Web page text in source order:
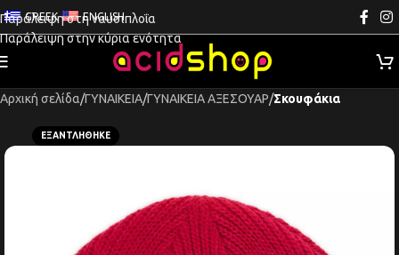
Παράλειψη στη ναυσιπλοΐα
Παράλειψη στην κύρια ενότητα
GREEK ENGLISH
Αρχική σελίδα ΓΥΝΑΙΚΕΙΑ ΓΥΝΑΙΚΕΙΑ ΑΞΕΣΟΥΑΡ Σκουφάκια
ΕΞΑΝΤΛΉΘΗΚΕ